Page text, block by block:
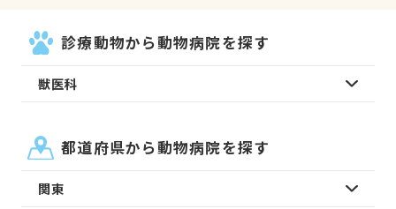
診療動物から動物病院を探す
獣医科
都道府県から動物病院を探す
関東